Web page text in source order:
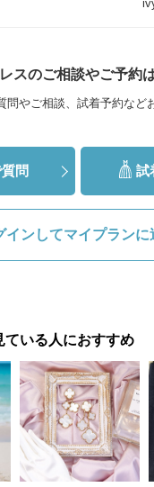
スのご相談やご予約
問やご相談、試着予約など
問 試
インしてマイプランに
ている人におすすめ